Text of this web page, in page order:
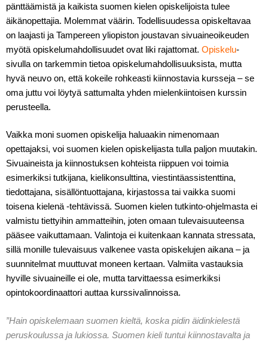
pänttäämistä ja kaikista suomen kielen opiskelijoista tulee
äikänopettajia. Molemmat väärin. Todellisuudessa opiskeltavaa
on laajasti ja Tampereen yliopiston joustavan sivuaineoikeuden
myötä opiskelumahdollisuudet ovat liki rajattomat. Opiskelu-
sivulla on tarkemmin tietoa opiskelumahdollisuuksista, mutta
hyvä neuvo on, että kokeile rohkeasti kiinnostavia kursseja – se
oma juttu voi löytyä sattumalta yhden mielenkiintoisen kurssin
perusteella.
Vaikka moni suomen opiskelija haluaakin nimenomaan
opettajaksi, voi suomen kielen opiskelijasta tulla paljon muutakin.
Sivuaineista ja kiinnostuksen kohteista riippuen voi toimia
esimerkiksi tutkijana, kielikonsulttina, viestintäassistenttina,
tiedottajana, sisällöntuottajana, kirjastossa tai vaikka suomi
toisena kielenä -tehtävissä. Suomen kielen tutkinto-ohjelmasta ei
valmistu tiettyihin ammatteihin, joten omaan tulevaisuuteensa
pääsee vaikuttamaan. Valintoja ei kuitenkaan kannata stressata,
sillä monille tulevaisuus valkenee vasta opiskelujen aikana – ja
suunnitelmat muuttuvat moneen kertaan. Valmiita vastauksia
hyville sivuaineille ei ole, mutta tarvittaessa esimerkiksi
opintokoordinaattori auttaa kurssivalinnoissa.
”Hain opiskelemaan suomen kieltä, koska pidin äidinkielestä
peruskoulussa ja lukiossa. Suomen kieli tuntui kiinnostavalta ja